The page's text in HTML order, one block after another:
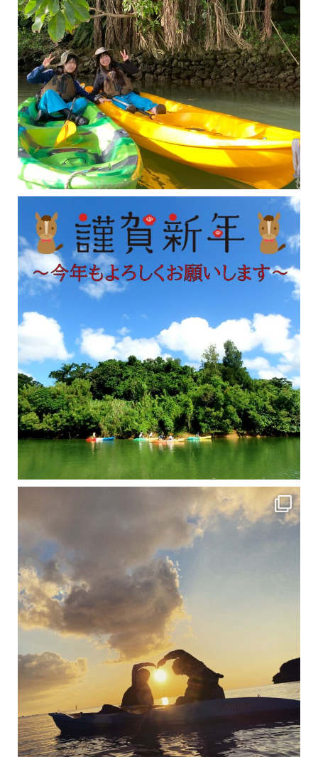
修学旅行シーズンも終わり、一気に冷え込んできました。 2025年今年もあっという間に終